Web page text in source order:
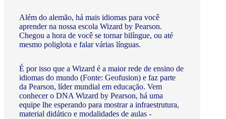
Além do alemão, há mais idiomas para você
aprender na nossa escola Wizard by Pearson.
Chegou a hora de você se tornar bilíngue, ou até
mesmo poliglota e falar várias línguas.
É por isso que a Wizard é a maior rede de ensino de
idiomas do mundo (Fonte: Geofusion) e faz parte
da Pearson, líder mundial em educação. Vem
conhecer o DNA Wizard by Pearson, há uma
equipe lhe esperando para mostrar a infraestrutura,
material didático e modalidades de aulas -